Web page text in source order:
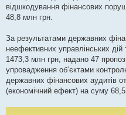
відшкодування фінансових
48,8 млн грн.
За результатами державних
неефективних управлінських
1473,3 млн грн, надано 47
упровадження об’єктами
державних фінансових аудитів
(економічний ефект) на суму